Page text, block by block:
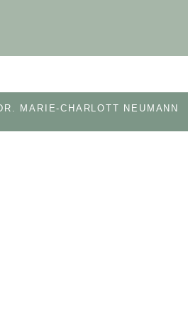
MARIE-CHARLOTT NEUMANN